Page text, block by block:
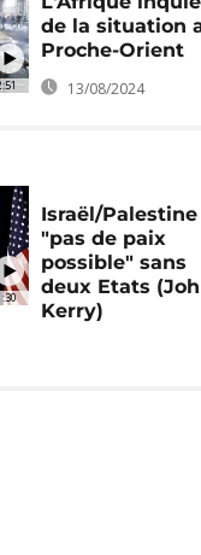
de la situation
Proche-Orient
13/08/2024
Israël/Palestine
"pas de paix
possible" sans
deux Etats
Kerry)